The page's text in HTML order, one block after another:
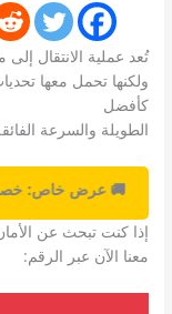
تُعد عملية الانتقال
ولكنها تحمل معها
كأفضل
الطويلة والسرعة
🚚 عرض خاص: خصم 30% لجميع سكان المدينة
إذا كنت تبحث عن
معنا الآن عبر الرقم: